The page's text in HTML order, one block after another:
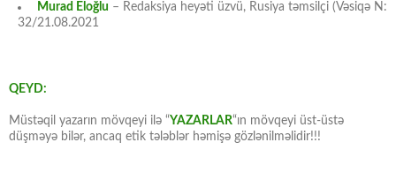
Murad Eloğlu – Redaksiya heyəti üzvü, Rusiya təmsilçi (Vəsiqə N:
32/21.08.2021
QEYD:
Müstəqil yazarın mövqeyi ilə “YAZARLAR“ın mövqeyi üst-üstə
düşməyə bilər, ancaq etik tələblər həmişə gözlənilməlidir!!!